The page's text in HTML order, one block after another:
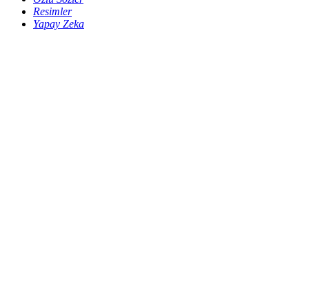
Resimler
Yapay Zeka